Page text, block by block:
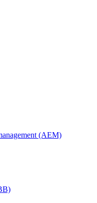
(AEM)